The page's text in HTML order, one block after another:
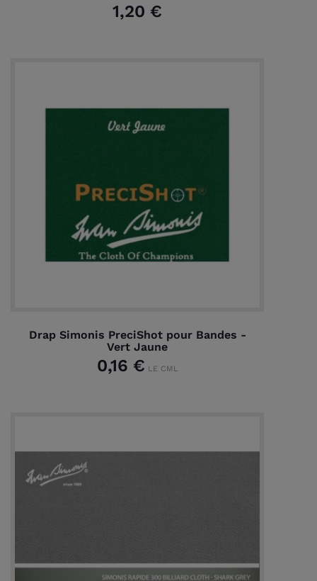
1,20 €
Drap Simonis PreciShot pour Bandes -
Vert Jaune
0,16 € LE CML